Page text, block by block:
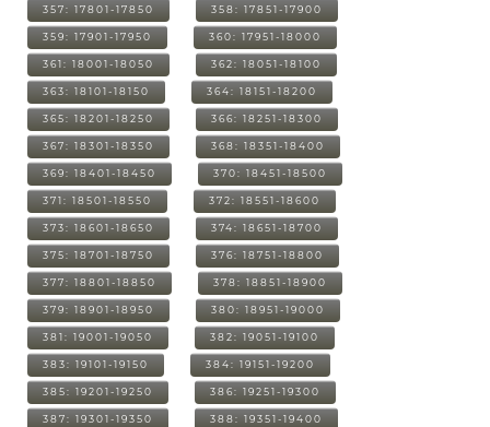
357: 17801-17850 358: 17851-17900
359: 17901-17950 360: 17951-18000
361: 18001-18050 362: 18051-18100
363: 18101-18150 364: 18151-18200
365: 18201-18250 366: 18251-18300
367: 18301-18350 368: 18351-18400
369: 18401-18450 370: 18451-18500
371: 18501-18550 372: 18551-18600
373: 18601-18650 374: 18651-18700
375: 18701-18750 376: 18751-18800
377: 18801-18850 378: 18851-18900
379: 18901-18950 380: 18951-19000
381: 19001-19050 382: 19051-19100
383: 19101-19150 384: 19151-19200
385: 19201-19250 386: 19251-19300
387: 19301-19350 388: 19351-19400